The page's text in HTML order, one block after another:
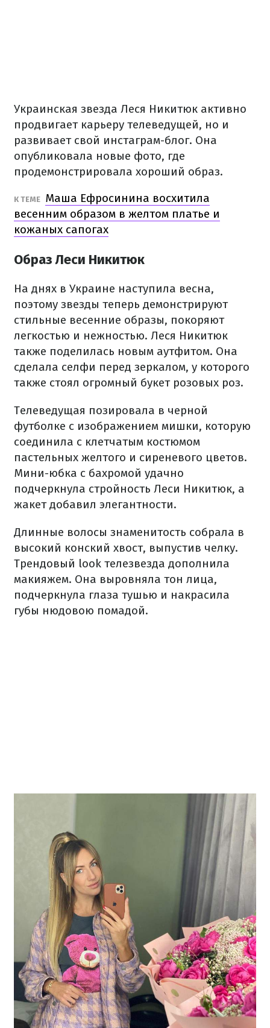
Украинская звезда Леся Никитюк активно
продвигает карьеру телеведущей, но и
развивает свой инстаграм-блог. Она
опубликовала новые фото, где
продемонстрировала хороший образ.
К ТЕМЕ Маша Ефросинина восхитила
весенним образом в желтом платье и
кожаных сапогах
Образ Леси Никитюк
На днях в Украине наступила весна,
поэтому звезды теперь демонстрируют
стильные весенние образы, покоряют
легкостью и нежностью. Леся Никитюк
также поделилась новым аутфитом. Она
сделала селфи перед зеркалом, у которого
также стоял огромный букет розовых роз.
Телеведущая позировала в черной
футболке с изображением мишки, которую
соединила с клетчатым костюмом
пастельных желтого и сиреневого цветов.
Мини-юбка с бахромой удачно
подчеркнула стройность Леси Никитюк, а
жакет добавил элегантности.
Длинные волосы знаменитость собрала в
высокий конский хвост, выпустив челку.
Трендовый look телезвезда дополнила
макияжем. Она выровняла тон лица,
подчеркнула глаза тушью и накрасила
губы нюдовою помадой.